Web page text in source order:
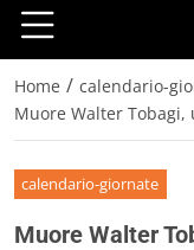
Home / calendario-
Muore Walter Tobagi,
calendario-giornate
Muore Walter